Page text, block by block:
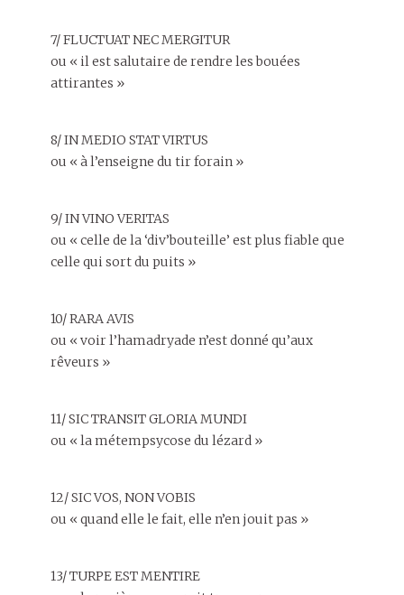
7/ FLUCTUAT NEC MERGITUR
ou « il est salutaire de rendre les bouées
attirantes »
8/ IN MEDIO STAT VIRTUS
ou « à l’enseigne du tir forain »
9/ IN VINO VERITAS
ou « celle de la ‘div’bouteille’ est plus fiable que
celle qui sort du puits »
10/ RARA AVIS
ou « voir l’hamadryade n’est donné qu’aux
rêveurs »
11/ SIC TRANSIT GLORIA MUNDI
ou « la métempsycose du lézard »
12/ SIC VOS, NON VOBIS
ou « quand elle le fait, elle n’en jouit pas »
13/ TURPE EST MENTIRE